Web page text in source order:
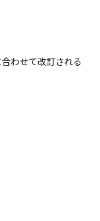
わせて改訂される